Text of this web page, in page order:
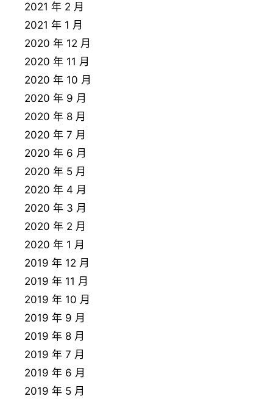
2021 年 2 月
2021 年 1 月
2020 年 12 月
2020 年 11 月
2020 年 10 月
2020 年 9 月
2020 年 8 月
2020 年 7 月
2020 年 6 月
2020 年 5 月
2020 年 4 月
2020 年 3 月
2020 年 2 月
2020 年 1 月
2019 年 12 月
2019 年 11 月
2019 年 10 月
2019 年 9 月
2019 年 8 月
2019 年 7 月
2019 年 6 月
2019 年 5 月